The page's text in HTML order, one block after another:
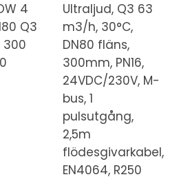
4
Q3
300
Ultraljud, Q3 63
m3/h, 30°C,
DN80 fläns,
300mm, PN16,
24VDC/230V, M-
bus, 1
pulsutgång,
2,5m
flödesgivarkabel,
EN4064, R250